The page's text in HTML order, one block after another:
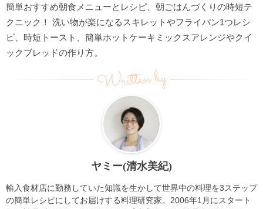
簡単おすすめ朝食メニューとレシピ、朝ごはんづくりの時短テ
クニック！ 洗い物が楽になるスキレットやフライパン1つレシ
ピ、時短トースト、簡単ホットケーキミックスアレンジやクイ
ックブレッドの作り方。
Written by
ヤミー(清水美紀)
輸入食材店に勤務していた知識を生かして世界中の料理を3ステップ
の簡単レシピにしてお届けする料理研究家。2006年1月にスタート